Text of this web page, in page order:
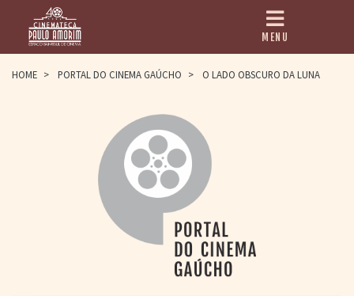
HOME
PAULO AMORIM
> HISTÓRIA
> HOMENAGEADOS
> EQUIPE
> ASSOCIAÇÃO DOS
> BIBLIOTECA
ROMEU GRIMALDI
MENU
HOME > PORTAL DO CINEMA GAÚCHO > O LADO OBSCURO DA LUNA